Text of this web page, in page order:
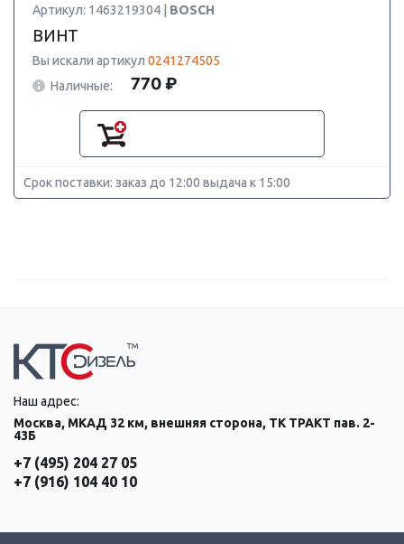
Артикул: 1463219304 | BOSCH
ВИНТ
Вы искали артикул 0241274505
Наличные:
770 ₽
Срок поставки: заказ до 12:00 выдача к 15:00
Наш адрес:
Москва, МКАД 32 км, внешняя сторона, ТК ТРАКТ пав. 2-
43Б
+7 (495) 204 27 05
+7 (916) 104 40 10